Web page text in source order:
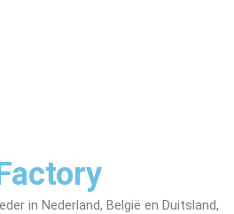
in Nederland, België en Duitsland,